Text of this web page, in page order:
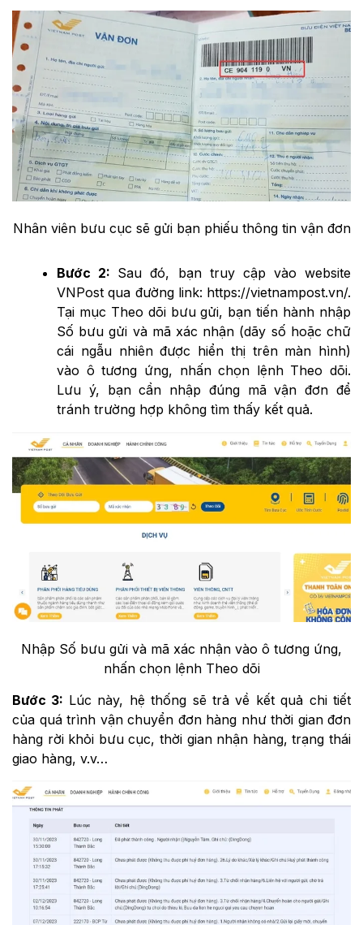
Nhân viên bưu cục sẽ gửi bạn phiếu thông tin vận đơn
Bước 2: Sau đó, bạn truy cập vào website
VNPost qua đường link: https://vietnampost.vn/.
Tại mục Theo dõi bưu gửi, bạn tiến hành nhập
Số bưu gửi và mã xác nhận (dãy số hoặc chữ
cái ngẫu nhiên được hiển thị trên màn hình)
vào ô tương ứng, nhấn chọn lệnh Theo dõi.
Lưu ý, bạn cần nhập đúng mã vận đơn để
tránh trường hợp không tìm thấy kết quả.
Nhập Số bưu gửi và mã xác nhận vào ô tương ứng,
nhấn chọn lệnh Theo dõi
Bước 3: Lúc này, hệ thống sẽ trả về kết quả chi tiết
của quá trình vận chuyển đơn hàng như thời gian đơn
hàng rời khỏi bưu cục, thời gian nhận hàng, trạng thái
giao hàng, v.v…